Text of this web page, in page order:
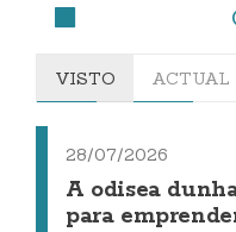
VISTO ACTUAL
28/07/2026
A odisea
para